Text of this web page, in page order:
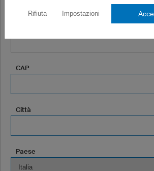
CAP
Città
Paese
Rifiuta Impostazioni